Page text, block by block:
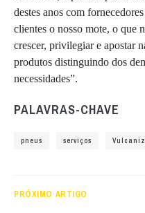
destes anos com
clientes o nosso mote, o que
crescer, privilegiar e apostar
produtos distinguindo dos
necessidades”.
PALAVRAS-CHAVE
pneus serviços
PRÓXIMO ARTIGO